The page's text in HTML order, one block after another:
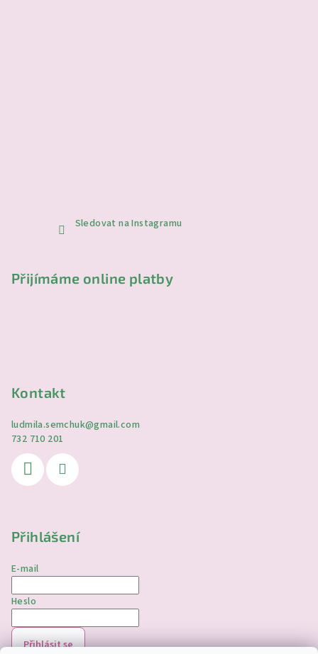
Sledovat na Instagramu
Přijímáme online platby
Kontakt
ludmila.semchuk@gmail.com
732 710 201
Přihlášení
E-mail
Heslo
Přihlásit se